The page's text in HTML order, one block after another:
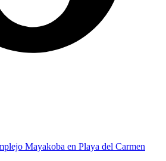
Mayakoba en Playa del Carmen